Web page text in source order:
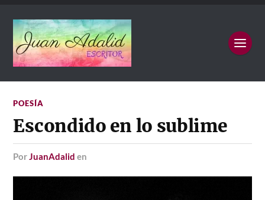
POESÍA
Escondido en lo sublime
porJuanAdalid en